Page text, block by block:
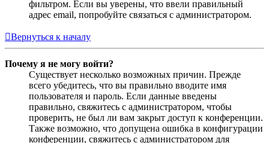
фильтром. Если вы уверены, что ввели правильный
адрес email, попробуйте связаться с администратором.
Вернуться к началу
Почему я не могу войти?
Существует несколько возможных причин. Прежде
всего убедитесь, что вы правильно вводите имя
пользователя и пароль. Если данные введены
правильно, свяжитесь с администратором, чтобы
проверить, не был ли вам закрыт доступ к конференции.
Также возможно, что допущена ошибка в конфигурации
конференции, свяжитесь с администратором для